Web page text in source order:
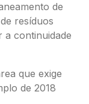
de
resíduos
continuidade
que exige
de 2018